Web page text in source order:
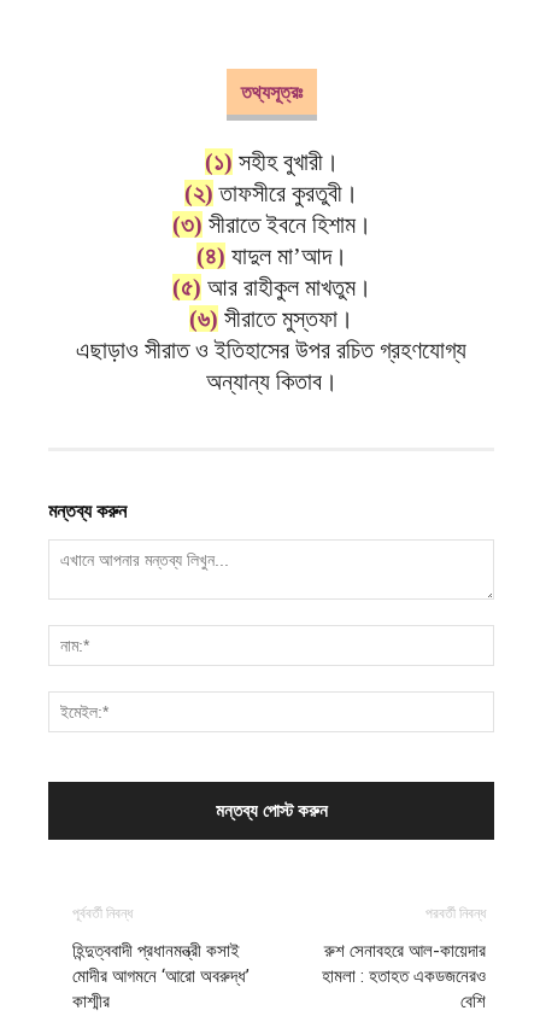
তথ্যসূত্রঃ
(১) সহীহ বুখারী।
(২) তাফসীরে কুরতুবী।
(৩) সীরাতে ইবনে হিশাম।
(৪) যাদুল মা’আদ।
(৫) আর রাহীকুল মাখতুম।
(৬) সীরাতে মুস্তফা।
এছাড়াও সীরাত ও ইতিহাসের উপর রচিত গ্রহণযোগ্য
অন্যান্য কিতাব।
মন্তব্য করুন
পূর্ববর্তী নিবন্ধ
হিন্দুত্ববাদী প্রধানমন্ত্রী কসাই
মোদীর আগমনে ‘আরো অবরুদ্ধ’
কাশ্মীর
পরবর্তী নিবন্ধ
রুশ সেনাবহরে আল-কায়েদার
হামলা : হতাহত একডজনেরও
বেশি